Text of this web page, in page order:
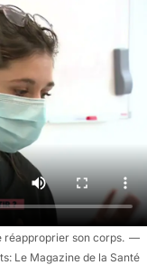
réapproprier son corps.
Le Magazine de la Santé